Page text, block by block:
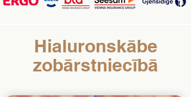
Hialuronskābe
zobārstniecībā